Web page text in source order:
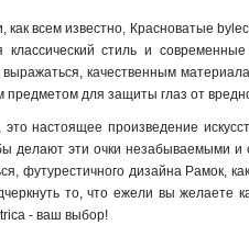
всем известно, Красноватые
стиль и
качественным
для защиты глаз от
настоящее произведение
делают эти очки незабываемыми
футурестичного дизайна Рамок,
то, что ежели вы желаете
- ваш выбор!